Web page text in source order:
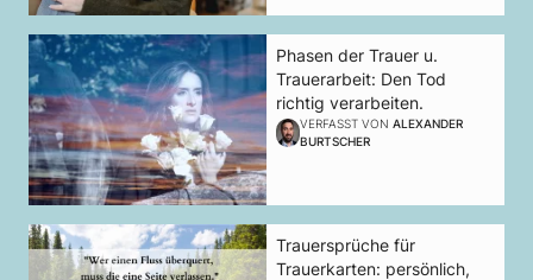
Phasen der Trauer u.
Trauerarbeit: Den Tod
richtig verarbeiten.
VERFASST VON ALEXANDER
BURTSCHER
Trauersprüche für
Trauerkarten: persönlich,